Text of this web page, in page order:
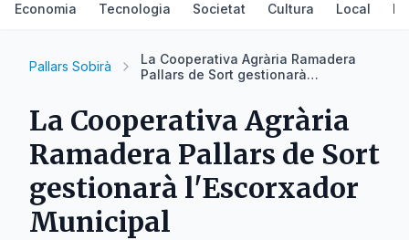
Economia Tecnologia Societat Cultura Local
Pallars Sobirà
La Cooperativa Agrària Ramadera
Pallars de Sort gestionarà
La Cooperativa Agrària
Ramadera Pallars de Sort
gestionarà l'Escorxador
Municipal